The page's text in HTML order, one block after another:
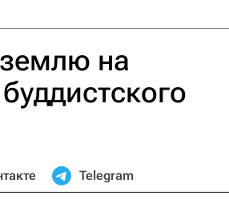
на
Telegram